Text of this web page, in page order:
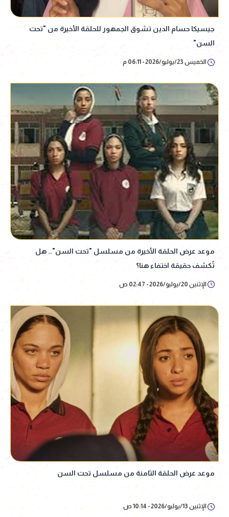
جيسيكا حسام الدين تشوق الجمهور للحلقة الأخيرة من "تحت
السن"
الخميس 23/يوليو/2026 - 06:11 م
موعد عرض الحلقة الأخيرة من مسلسل "تحت السن".. هل
تُكشف حقيقة اختفاء هنا؟
الإثنين 20/يوليو/2026 - 02:47 ص
موعد عرض الحلقة الثامنة من مسلسل تحت السن
الإثنين 13/يوليو/2026 - 10:14 ص